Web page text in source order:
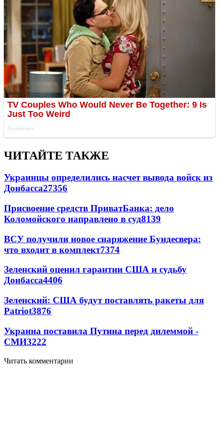
ЧИТАЙТЕ ТАКЖЕ
Украинцы определились насчет вывода войск из
Донбасса27356
Присвоение средств ПриватБанка: дело
Коломойского направлено в суд8139
ВСУ получили новое снаряжение Бундесвера:
что входит в комплект7374
Зеленский оценил гарантии США и судьбу
Донбасса4406
Зеленский: США будут поставлять ракеты для
Patriot3876
Украина поставила Путина перед дилеммой -
СМИ3222
Читать комментарии